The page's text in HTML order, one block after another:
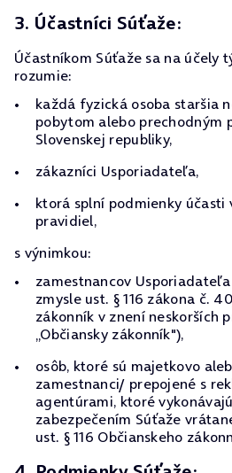
3. Účastníci Súťaže:
Účastníkom Súťaže sa na účely
rozumie:
každá fyzická osoba staršia
pobytom alebo prechodným
Slovenskej republiky,
zákazníci Usporiadateľa,
ktorá splní podmienky účasti
pravidiel,
s výnimkou:
zamestnancov
zmysle ust. § 116 zákona č.
zákonník v znení neskorších
„Občiansky zákonník"),
osôb, ktoré sú majetkovo
zamestnanci/ prepojené s
agentúrami, ktoré
zabezpečením Súťaže
ust. § 116 Občianskeho